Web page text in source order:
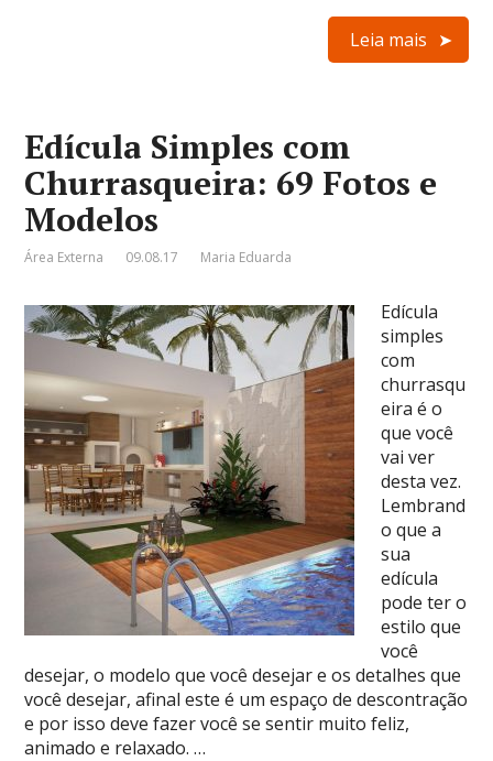
Leia mais
Edícula Simples com
Churrasqueira: 69 Fotos e
Modelos
Área Externa 09.08.17 Maria Eduarda
Edícula
simples
com
churrasqu
eira é o
que você
vai ver
desta vez.
Lembrand
o que a
sua
edícula
pode ter o
estilo que
você
desejar, o modelo que você desejar e os detalhes que
você desejar, afinal este é um espaço de descontração
e por isso deve fazer você se sentir muito feliz,
animado e relaxado. …